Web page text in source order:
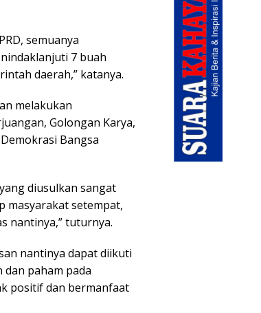
semuanya
7 buah
daerah,” katanya.
melakukan
Golongan Karya,
Bangsa
diusulkan sangat
masyarakat setempat,
nantinya,” tuturnya.
nantinya dapat diikuti
paham pada
positif dan bermanfaat